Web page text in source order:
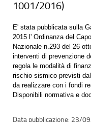
1001/2016)
E' stata pubblicata sulla
2015 l' Ordinanza del
Nazionale n.293 del 26
interventi di prevenzione
regola le modalità di
rischio sismico previsti
da realizzare con i fondi
Disponibili normativa e
23/